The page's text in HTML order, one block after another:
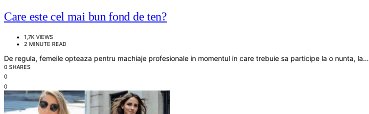
Care este cel mai bun fond de ten?
1,7K VIEWS
2 MINUTE READ
De regula, femeile opteaza pentru machiaje profesionale in momentul in care trebuie sa participe la o nunta, la…
0 SHARES
0
0